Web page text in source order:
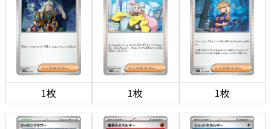
1枚 1枚 1枚